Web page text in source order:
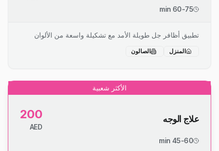
60-75 min
تطبيق أظافر جل طويلة الأمد مع تشكيلة واسعة من الألوان
المنزل الصالون
الأكثر شعبية
علاج الوجه 200
AED
45-60 min